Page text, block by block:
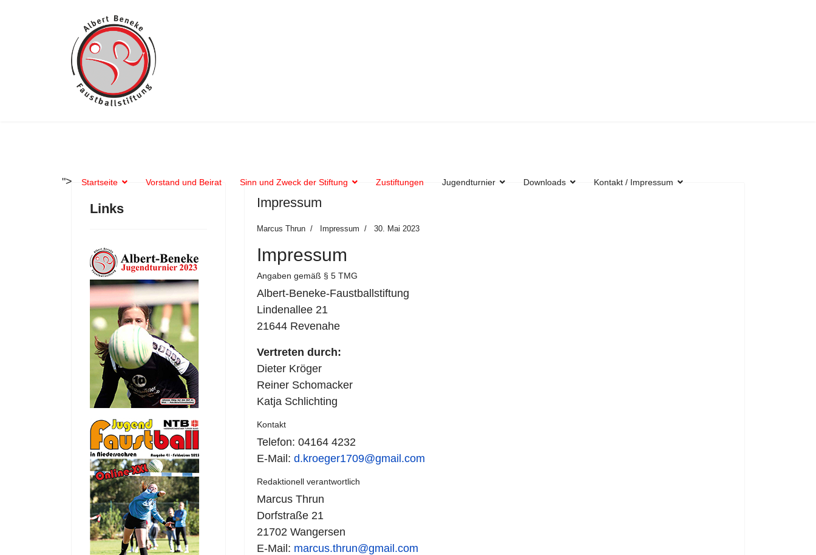
"> Startseite Vorstand und Beirat Sinn und Zweck der Stiftung Zustiftungen Jugendturnier Downloads Kontakt / Impressum
Links Impressum
Marcus Thrun Impressum 30. Mai 2023
Impressum
Angaben gemäß § 5 TMG
Albert-Beneke-Faustballstiftung
Lindenallee 21
21644 Revenahe
Vertreten durch:
Dieter Kröger
Reiner Schomacker
Katja Schlichting
Kontakt
Telefon: 04164 4232
E-Mail: d.kroeger1709@gmail.com
Redaktionell verantwortlich
Marcus Thrun
Dorfstraße 21
21702 Wangersen
E-Mail: marcus.thrun@gmail.com